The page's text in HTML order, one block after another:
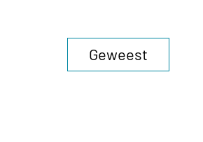
Geweest